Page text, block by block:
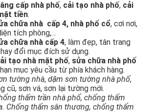
cấp nhà phố, cải tạo nhà phố, cải
tiền.
chữa nhà cấp 4, nhà phố cổ, cơi nơi,
tích phòng,…
chữa nhà cấp 4, làm đẹp, tân trang
đổi mục đích sử dụng.
tạo nhà mặt phố, sửa chữa nhà phố
mục yêu cầu từ phía khách hàng.
tường nhà, dặm sơn tường nhà phố,
cũ, sơn vá, sơn lại tường mới.
thấm trần nhà phố, chống thấm
Chống thấm sân thương, chống thấm